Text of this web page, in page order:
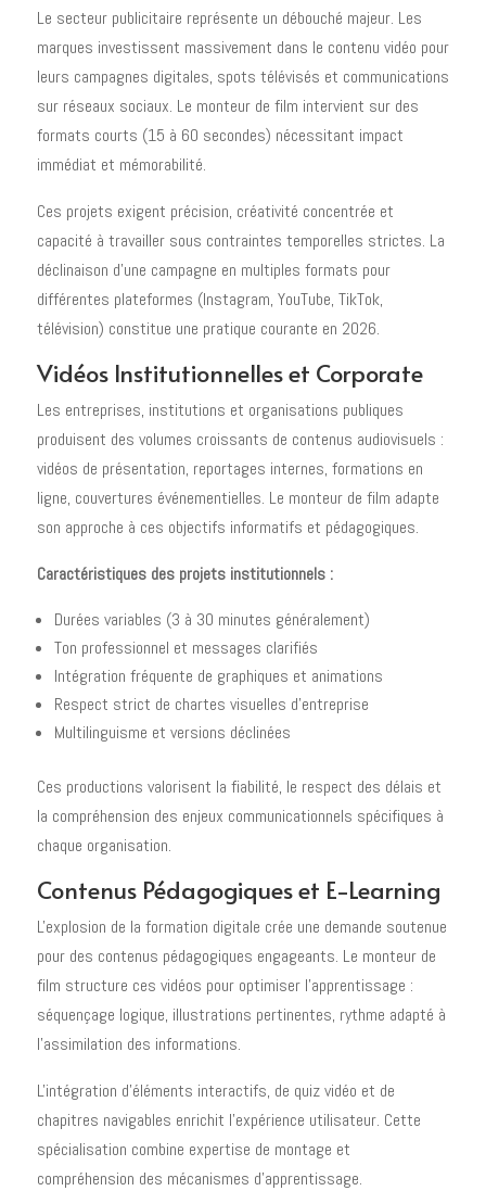
Le secteur publicitaire représente un débouché majeur. Les
marques investissent massivement dans le contenu vidéo pour
leurs campagnes digitales, spots télévisés et communications
sur réseaux sociaux. Le monteur de film intervient sur des
formats courts (15 à 60 secondes) nécessitant impact
immédiat et mémorabilité.
Ces projets exigent précision, créativité concentrée et
capacité à travailler sous contraintes temporelles strictes. La
déclinaison d'une campagne en multiples formats pour
différentes plateformes (Instagram, YouTube, TikTok,
télévision) constitue une pratique courante en 2026.
Vidéos Institutionnelles et Corporate
Les entreprises, institutions et organisations publiques
produisent des volumes croissants de contenus audiovisuels :
vidéos de présentation, reportages internes, formations en
ligne, couvertures événementielles. Le monteur de film adapte
son approche à ces objectifs informatifs et pédagogiques.
Caractéristiques des projets institutionnels :
Durées variables (3 à 30 minutes généralement)
Ton professionnel et messages clarifiés
Intégration fréquente de graphiques et animations
Respect strict de chartes visuelles d'entreprise
Multilinguisme et versions déclinées
Ces productions valorisent la fiabilité, le respect des délais et
la compréhension des enjeux communicationnels spécifiques à
chaque organisation.
Contenus Pédagogiques et E-Learning
L'explosion de la formation digitale crée une demande soutenue
pour des contenus pédagogiques engageants. Le monteur de
film structure ces vidéos pour optimiser l'apprentissage :
séquençage logique, illustrations pertinentes, rythme adapté à
l'assimilation des informations.
L'intégration d'éléments interactifs, de quiz vidéo et de
chapitres navigables enrichit l'expérience utilisateur. Cette
spécialisation combine expertise de montage et
compréhension des mécanismes d'apprentissage.